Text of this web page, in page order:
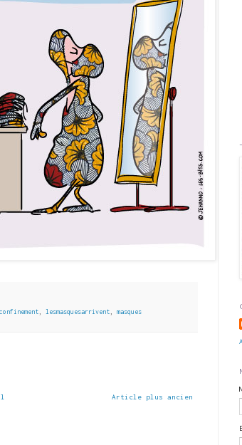
, lesmasquesarrivent , masques
Article plus ancien
-